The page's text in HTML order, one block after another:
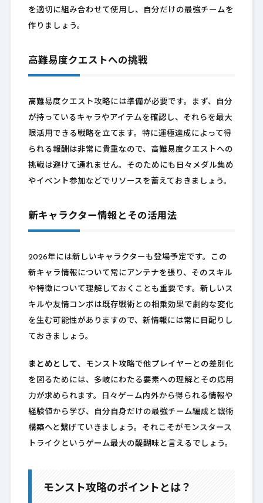
を適切に組み合わせて使用し、自分だけの最強チームを
作りましょう。
高難易度クエストへの挑戦
高難易度クエスト攻略には準備が必要です。まず、自分
が持っているキャラやアイテムを確認し、それらを最大
限活用できる戦略を立てます。特に運極達成によって得
られる報酬は非常に貴重なので、高難易度クエストへの
挑戦は避けて通れません。そのためにも日々メダル集め
やイベント参加などでリソースを蓄えておきましょう。
新キャラクター情報とその活用法
2026年には新しいキャラクターも登場予定です。この
新キャラ情報について常にアンテナを張り、そのスキル
や特徴について理解しておくことも重要です。新しいス
キルや友情コンボは既存戦術との相乗効果で劇的な変化
を生む可能性がありますので、新情報には常に目配りし
ておきましょう。
まとめとして、モンスト攻略で他プレイヤーとの差別化
を図るためには、多岐にわたる要素への理解とその応用
力が求められます。日々ゲーム内外から得られる情報や
経験値から学び、自分自身だけの最強チーム編成と戦術
構築へと繋げていきましょう。それこそがモンスタース
トライクというゲーム最大の醍醐味と言えるでしょう。
モンスト攻略のポイントとは？